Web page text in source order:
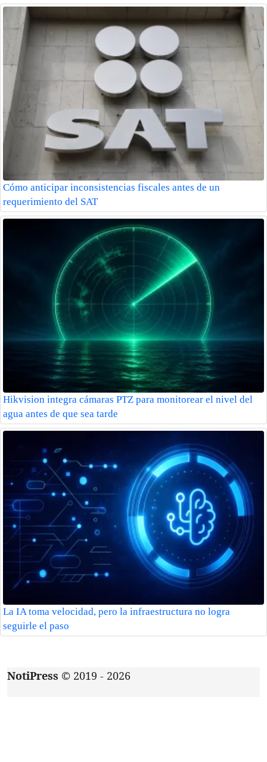
Cómo anticipar inconsistencias fiscales antes de un
requerimiento del SAT
Hikvision integra cámaras PTZ para monitorear el nivel del
agua antes de que sea tarde
La IA toma velocidad, pero la infraestructura no logra
seguirle el paso
NotiPress © 2019 - 2026